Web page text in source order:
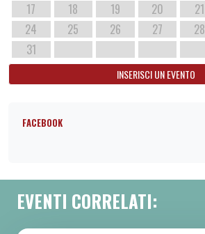
17
18 19 20 21
24
25 26 27 28
31
INSERISCI UN EVENTO
FACEBOOK
EVENTI CORRELATI: